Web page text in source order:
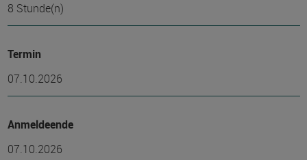
8 Stunde(n)
Termin
07.10.2026
Anmeldeende
07.10.2026